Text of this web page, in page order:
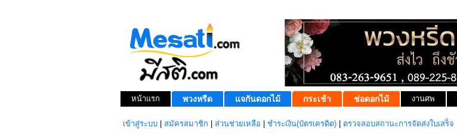
หน้าแรก พวงหรีด แจกันดอกไม้ กระเช้า ช่อดอกไม้ งานศพ
เข้าสู่ระบบ สมัครสมาชิก ส่วนช่วยเหลือ ชำระเงิน(บัตรเครดิต) ตรวจสอบสถานะการจัดส่งใบเสร็จ